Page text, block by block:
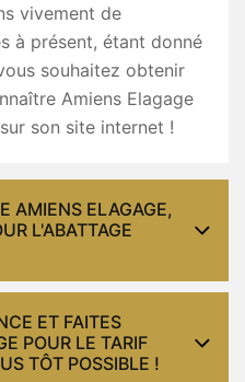
vivement de
à présent, étant donné
souhaitez obtenir
Amiens Elagage
son site internet !
AMIENS ELAGAGE,
L'ABATTAGE
ET FAITES
POUR LE TARIF
TÔT POSSIBLE !